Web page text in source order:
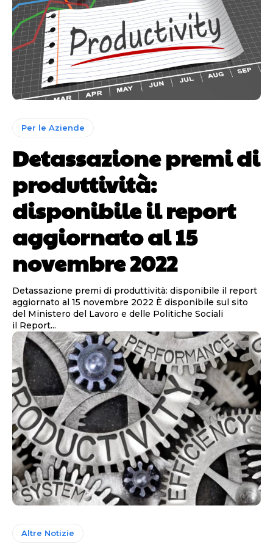
Per le Aziende
Detassazione premi di
produttività:
disponibile il report
aggiornato al 15
novembre 2022
Detassazione premi di produttività: disponibile il report
aggiornato al 15 novembre 2022 È disponibile sul sito
del Ministero del Lavoro e delle Politiche Sociali
il Report...
Altre Notizie